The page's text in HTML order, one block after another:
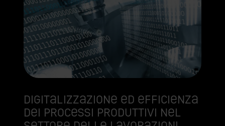
Digitalizzazione ed efficienza
dei processi produttivi nel